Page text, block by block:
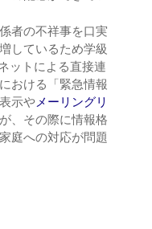
者の不祥事を口実
しているため学級
ットによる直接連
おける「緊急情報
示やメーリングリ
、その際に情報格
庭への対応が問題